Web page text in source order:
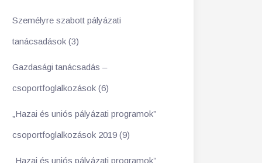
Személyre szabott pályázati
tanácsadások (3)
Gazdasági tanácsadás –
csoportfoglalkozások (6)
„Hazai és uniós pályázati programok”
csoportfoglalkozások 2019 (9)
„Hazai és uniós pályázati programok”